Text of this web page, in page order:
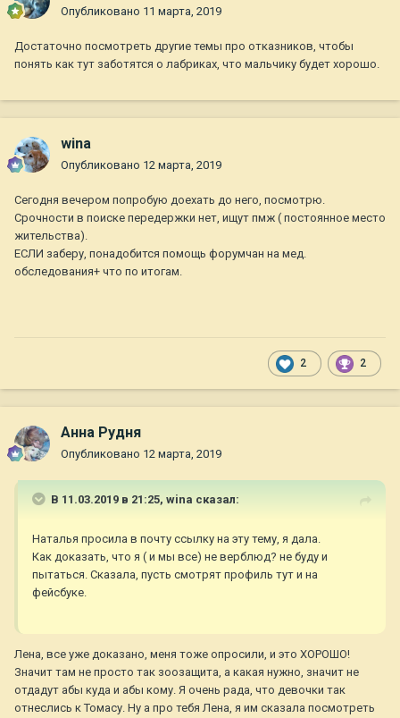
Опубликовано 11 марта, 2019
Достаточно посмотреть другие темы про отказников, чтобы
понять как тут заботятся о лабриках, что мальчику будет хорошо.
wina
Опубликовано 12 марта, 2019
Сегодня вечером попробую доехать до него, посмотрю.
Срочности в поиске передержки нет, ищут пмж ( постоянное место
жительства).
ЕСЛИ заберу, понадобится помощь форумчан на мед.
обследования+ что по итогам.
2 2
Анна Рудня
Опубликовано 12 марта, 2019
В 11.03.2019 в 21:25, wina сказал:
Наталья просила в почту ссылку на эту тему, я дала.
Как доказать, что я ( и мы все) не верблюд? не буду и
пытаться. Сказала, пусть смотрят профиль тут и на
фейсбуке.
Лена, все уже доказано, меня тоже опросили, и это ХОРОШО!
Значит там не просто так зоозащита, а какая нужно, значит не
отдадут абы куда и абы кому. Я очень рада, что девочки так
отнеслись к Томасу. Ну а про тебя Лена, я им сказала посмотреть